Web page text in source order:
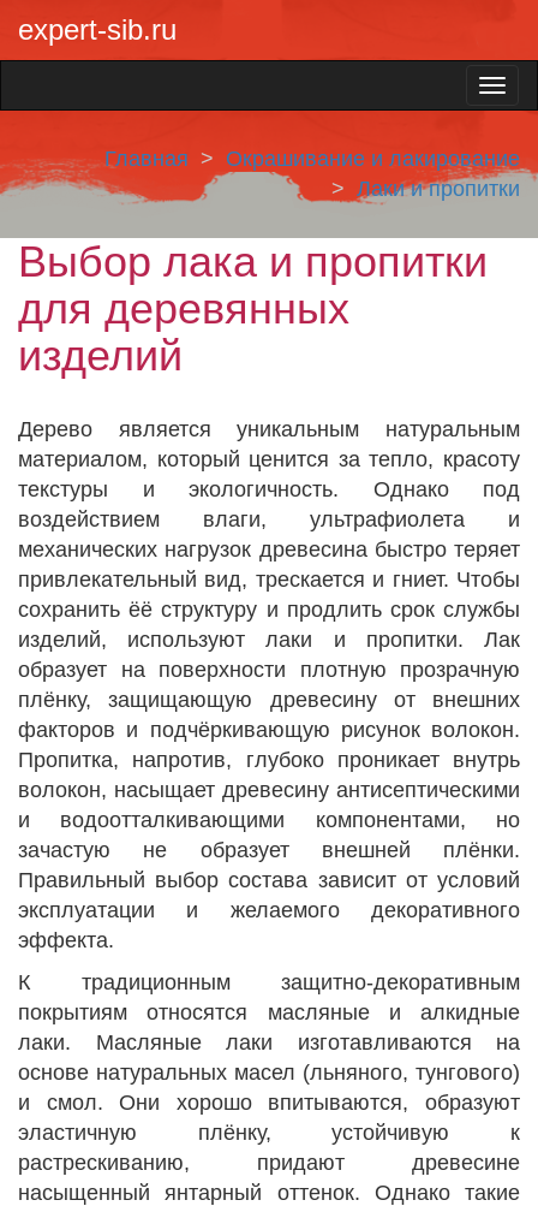
expert-sib.ru
Главная
Окрашивание и лакирование
Лаки и пропитки
Выбор лака и пропитки
для деревянных
изделий
Дерево является уникальным натуральным
материалом, который ценится за тепло, красоту
текстуры и экологичность. Однако под
воздействием влаги, ультрафиолета и
механических нагрузок древесина быстро теряет
привлекательный вид, трескается и гниет. Чтобы
сохранить ёё структуру и продлить срок службы
изделий, используют лаки и пропитки. Лак
образует на поверхности плотную прозрачную
плёнку, защищающую древесину от внешних
факторов и подчёркивающую рисунок волокон.
Пропитка, напротив, глубоко проникает внутрь
волокон, насыщает древесину антисептическими
и водоотталкивающими компонентами, но
зачастую не образует внешней плёнки.
Правильный выбор состава зависит от условий
эксплуатации и желаемого декоративного
эффекта.
К традиционным защитно-декоративным
покрытиям относятся масляные и алкидные
лаки. Масляные лаки изготавливаются на
основе натуральных масел (льняного, тунгового)
и смол. Они хорошо впитываются, образуют
эластичную плёнку, устойчивую к
растрескиванию, придают древесине
насыщенный янтарный оттенок. Однако такие